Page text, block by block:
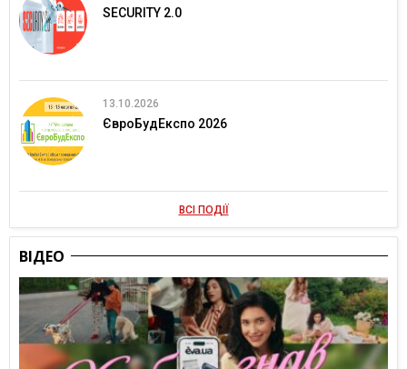
SECURITY 2.0
13.10.2026
ЄвроБудЕкспо 2026
ВСІ ПОДІЇ
ВІДЕО